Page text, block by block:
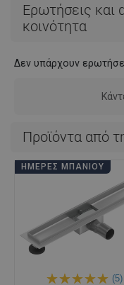
Ερωτήσεις και
κοινότητα
Δεν υπάρχουν
Προϊόντα από
ΗΜΈΡΕΣ ΜΠΆΝΙΟΥ
(5)